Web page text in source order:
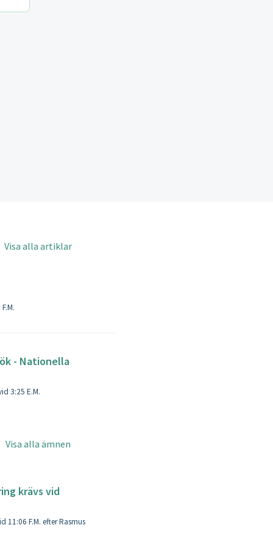
Visa alla artiklar
vid 7:27 F.M.
- Nationella
Ändrad den Mån, 8 dec., 2025 vid 3:25 E.M.
Visa alla ämnen
krävs vid
11:06 F.M. efter Rasmus